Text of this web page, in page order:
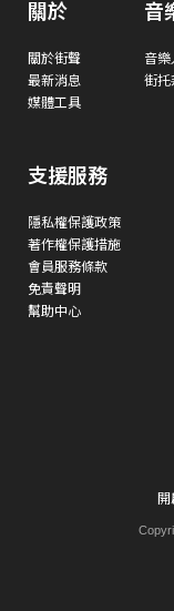
關於
關於街聲
最新消息
媒體工具
音
音樂
街托
支援服務
隱私權保護政策
著作權保護措施
會員服務條款
免責聲明
幫助中心